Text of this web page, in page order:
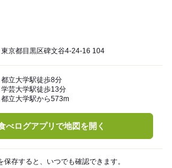
東京都目黒区碑文谷4-24-16 104
都立大学駅徒歩8分
学芸大学駅徒歩13分
都立大学駅から573m
べログアプリで地図を開く
保存すると、いつでも確認できます。